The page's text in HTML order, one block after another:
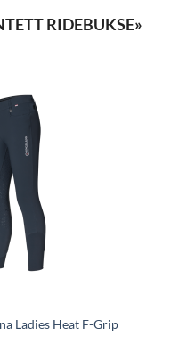
RIDEBUKSE»
Ladies Heat F-Grip